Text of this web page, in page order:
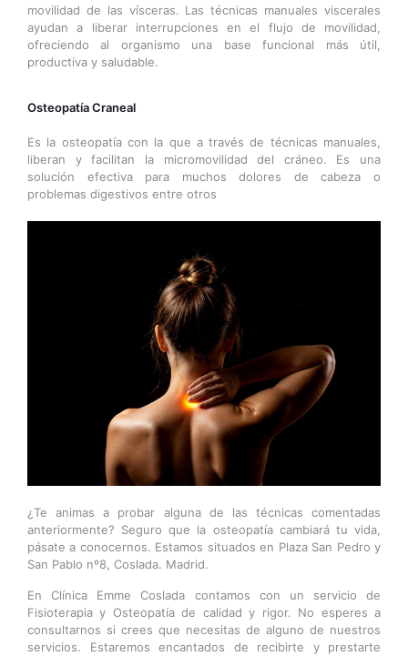
movilidad de las vísceras. Las técnicas manuales viscerales
ayudan a liberar interrupciones en el flujo de movilidad,
ofreciendo al organismo una base funcional más útil,
productiva y saludable.
Osteopatía Craneal
Es la osteopatía con la que a través de técnicas manuales,
liberan y facilitan la micromovilidad del cráneo. Es una
solución efectiva para muchos dolores de cabeza o
problemas digestivos entre otros
¿Te animas a probar alguna de las técnicas comentadas
anteriormente? Seguro que la osteopatía cambiará tu vida,
pásate a conocernos. Estamos situados en Plaza San Pedro y
San Pablo nº8, Coslada. Madrid.
En Clínica Emme Coslada contamos con un servicio de
Fisioterapia y Osteopatía de calidad y rigor. No esperes a
consultarnos si crees que necesitas de alguno de nuestros
servicios. Estaremos encantados de recibirte y prestarte